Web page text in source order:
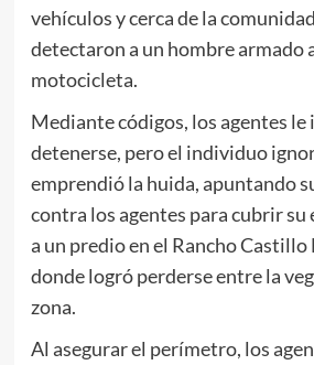
vehículos y cerca de la
detectaron a un hombre armado
motocicleta.
Mediante códigos, los agentes le
detenerse, pero el individuo
emprendió la huida, apuntando
contra los agentes para cubrir su
a un predio en el Rancho Castillo
donde logró perderse entre la
zona.
Al asegurar el perímetro, los